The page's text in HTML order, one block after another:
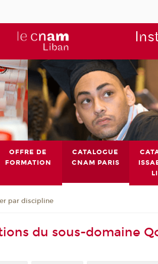
OFFRE DE
FORMATION
CATALOGUE
CNAM PARIS
par discipline
du sous-domaine